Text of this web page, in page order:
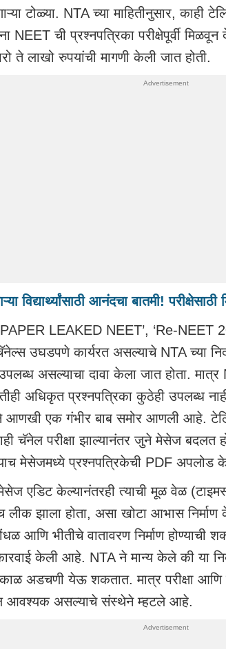
टोळ्या. NTA च्या माहितीनुसार, काही
NEET ची प्रश्नपत्रिका परीक्षेपूर्वी
ते लाखो रुपयांची मागणी केली जात होती.
विद्यार्थ्यांसाठी आनंदचा बातमी!
LEAKED NEET’, ‘Re-NEET
उघडपणे कार्यरत असल्याचे NTA च्या
असल्याचा दावा केला जात होता.
अधिकृत प्रश्नपत्रिका कुठेही उपलब्ध
एक गंभीर बाब समोर आणली आहे.
चॅनेल परीक्षा झाल्यानंतर जुने मेसेज बदलत
मेसेजमध्ये प्रश्नपत्रिकेची PDF अपलोड
एडिट केल्यानंतरही त्याची मूळ वेळ
लीक झाला होता, असा खोटा आभास
गोंधळ आणि भीतीचे वातावरण निर्माण
केली आहे. NTA ने मान्य केले की या
अडचणी येऊ शकतात. मात्र परीक्षा आणि
आवश्यक असल्याचे संस्थेने म्हटले आहे.